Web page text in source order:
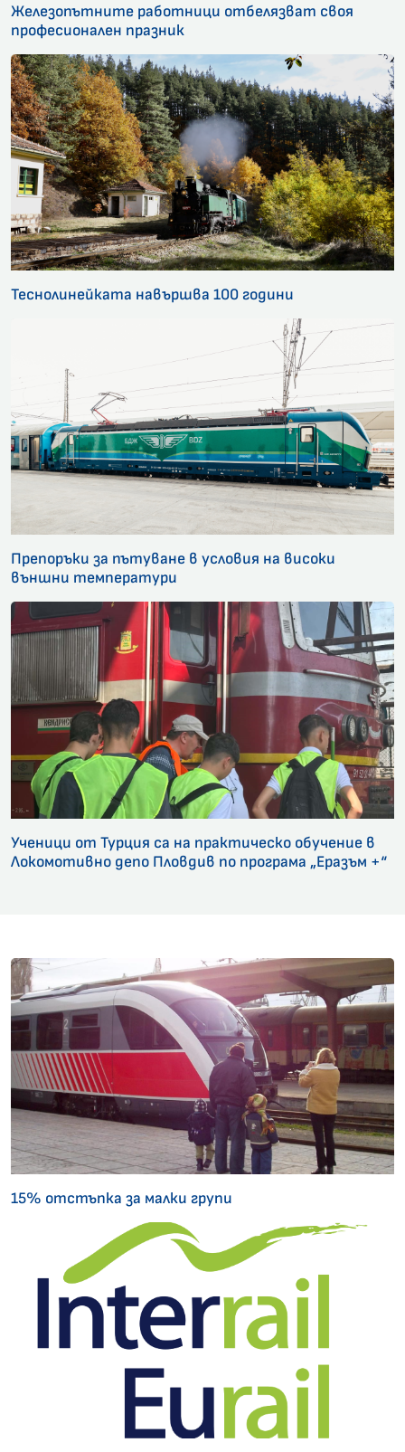
Железопътните работници отбелязват своя
професионален празник
Теснолинейката навършва 100 години
Препоръки за пътуване в условия на високи
външни температури
Ученици от Турция са на практическо обучение в
Локомотивно депо Пловдив по програма „Еразъм +“
15% отстъпка за малки групи